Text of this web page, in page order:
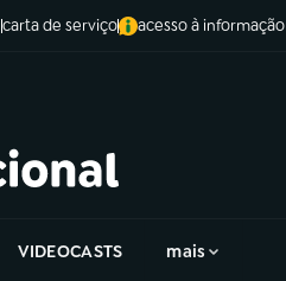
carta de serviço acesso à informação
VIDEOCASTS mais